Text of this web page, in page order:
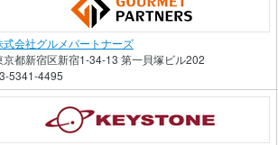
式会社グルメパートナーズ
京都新宿区新宿1-34-13 第一貝塚ビル202
5341-4495